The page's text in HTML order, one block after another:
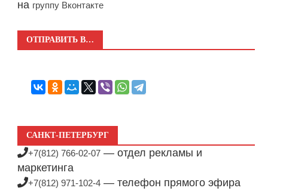
на группу Вконтакте
ОТПРАВИТЬ В…
САНКТ-ПЕТЕРБУРГ
+7(812) 766-02-07 — отдел рекламы и
маркетинга
+7(812) 971-102-4 — телефон прямого эфира